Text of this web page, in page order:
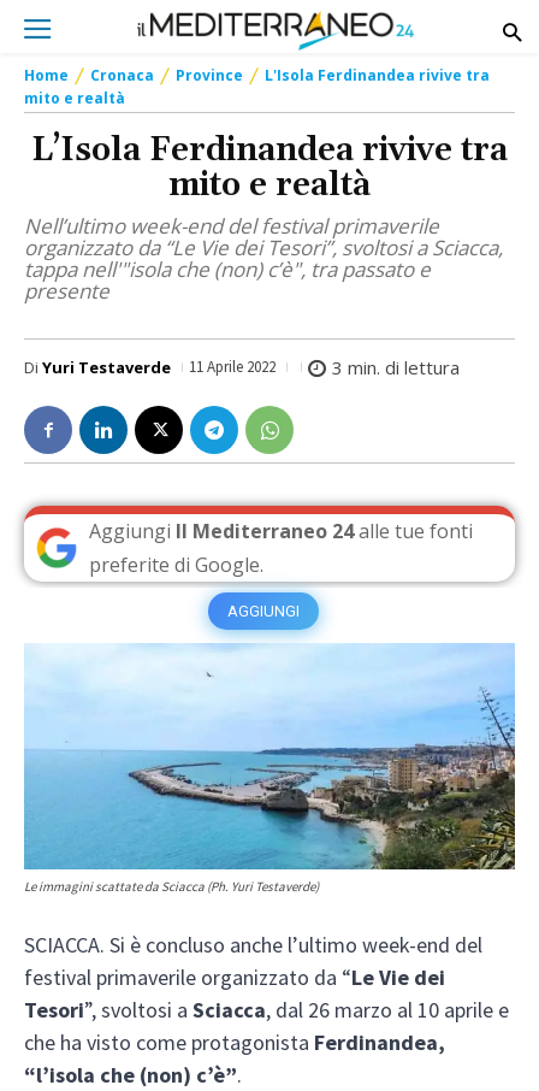
Home Cronaca Province
L'Isola Ferdinandea rivive tra
mito e realtà
L’Isola Ferdinandea rivive tra
mito e realtà
Nell’ultimo week-end del festival primaverile
organizzato da “Le Vie dei Tesori”, svoltosi a Sciacca,
tappa nell'"isola che (non) c’è", tra passato e
presente
Di Yuri Testaverde 11 Aprile 2022 3 min. di lettura
Aggiungi Il Mediterraneo 24alle tue fonti
preferite di Google.
AGGIUNGI
Le immagini scattate da Sciacca (Ph. Yuri Testaverde)
SCIACCA. Si è concluso anche l’ultimo week-end del
festival primaverile organizzato da “Le Vie dei
Tesori”, svoltosi a Sciacca, dal 26 marzo al 10 aprile e
che ha visto come protagonista Ferdinandea,
“l’isola che (non) c’è”.